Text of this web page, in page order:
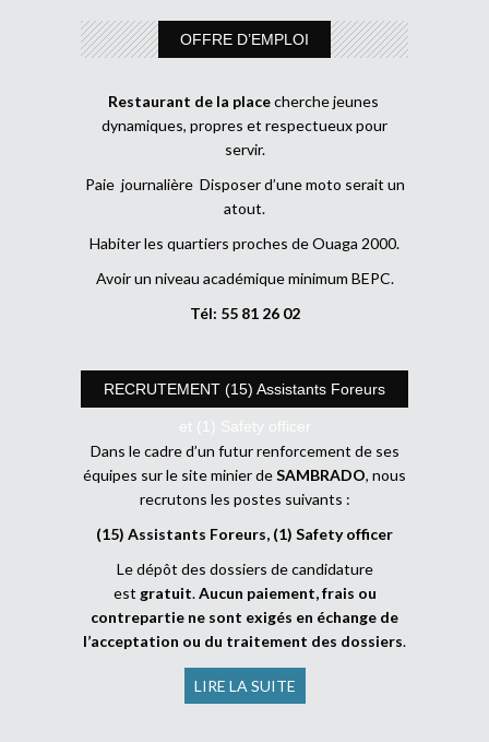
OFFRE D’EMPLOI
Restaurant de la placecherche jeunes
dynamiques, propres et respectueux pour
servir.
Paie journalière Disposer d’une moto serait un
atout.
Habiter les quartiers proches de Ouaga 2000.
Avoir un niveau académique minimum BEPC.
Tél: 55 81 26 02
RECRUTEMENT (15) Assistants Foreurs
et (1) Safety officer
Dans le cadre d’un futur renforcement de ses
équipes sur le site minier deSAMBRADO, nous
recrutons les postes suivants :
(15) Assistants Foreurs, (1) Safety officer
Le dépôt des dossiers de candidature
est gratuit.Aucun paiement, frais ou
contrepartie ne sont exigés en échange de
l’acceptation ou du traitement des dossiers.
LIRE LA SUITE